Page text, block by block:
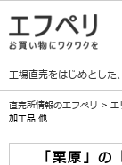
工場直売をはじめとした、
直売所情報のエフペリ > エ
加工品 他
「栗原」